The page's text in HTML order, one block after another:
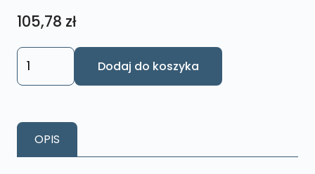
105,78 zł
ilość
Obraz
Częstochowska
M13
Dodaj do koszyka
OPIS